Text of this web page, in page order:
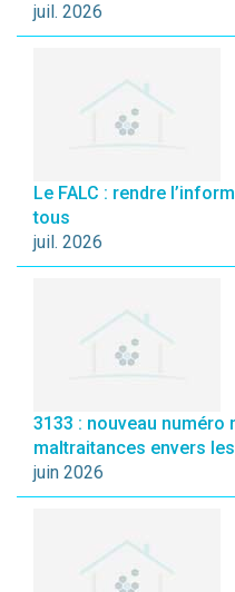
juil. 2026
Le FALC : rendre
tous
juil. 2026
3133 : nouveau
maltraitances envers
juin 2026